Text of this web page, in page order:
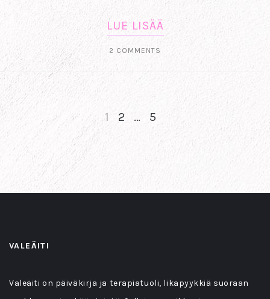
LUE LISÄÄ
2 COMMENTS
1 2 … 5
VALEÄITI
Valeäiti on päiväkirja ja terapiatuoli, likapyykkiä suoraan